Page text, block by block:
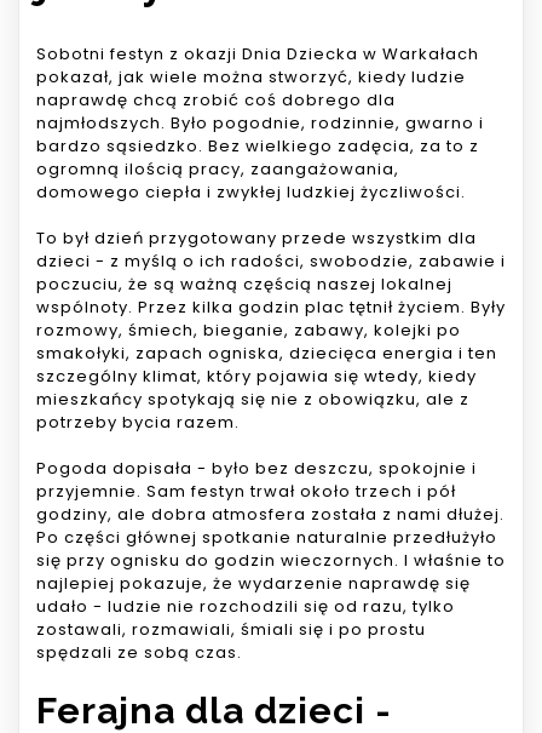
Sobotni festyn z okazji Dnia Dziecka w Warkałach
pokazał, jak wiele można stworzyć, kiedy ludzie
naprawdę chcą zrobić coś dobrego dla
najmłodszych. Było pogodnie, rodzinnie, gwarno i
bardzo sąsiedzko. Bez wielkiego zadęcia, za to z
ogromną ilością pracy, zaangażowania,
domowego ciepła i zwykłej ludzkiej życzliwości.
To był dzień przygotowany przede wszystkim dla
dzieci - z myślą o ich radości, swobodzie, zabawie i
poczuciu, że są ważną częścią naszej lokalnej
wspólnoty. Przez kilka godzin plac tętnił życiem. Były
rozmowy, śmiech, bieganie, zabawy, kolejki po
smakołyki, zapach ogniska, dziecięca energia i ten
szczególny klimat, który pojawia się wtedy, kiedy
mieszkańcy spotykają się nie z obowiązku, ale z
potrzeby bycia razem.
Pogoda dopisała - było bez deszczu, spokojnie i
przyjemnie. Sam festyn trwał około trzech i pół
godziny, ale dobra atmosfera została z nami dłużej.
Po części głównej spotkanie naturalnie przedłużyło
się przy ognisku do godzin wieczornych. I właśnie to
najlepiej pokazuje, że wydarzenie naprawdę się
udało - ludzie nie rozchodzili się od razu, tylko
zostawali, rozmawiali, śmiali się i po prostu
spędzali ze sobą czas.
Ferajna dla dzieci -